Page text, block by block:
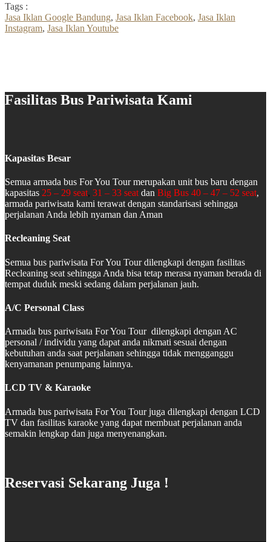
Tags :
Jasa Iklan Google Bandung, Jasa Iklan Facebook, Jasa Iklan
Instagram, Jasa Iklan Youtube
Fasilitas Bus Pariwisata Kami
Kapasitas Besar
Semua armada bus For You Tour merupakan unit bus baru dengan
kapasitas 25 – 29 seat, 31 – 33 seat dan Big Bus 40 – 47 – 52 seat,
armada pariwisata kami terawat dengan standarisasi sehingga
perjalanan Anda lebih nyaman dan Aman
Recleaning Seat
Semua bus pariwisata For You Tour dilengkapi dengan fasilitas
Recleaning seat sehingga Anda bisa tetap merasa nyaman berada di
tempat duduk meski sedang dalam perjalanan jauh.
A/C Personal Class
Armada bus pariwisata For You Tour dilengkapi dengan AC
personal / individu yang dapat anda nikmati sesuai dengan
kebutuhan anda saat perjalanan sehingga tidak mengganggu
kenyamanan penumpang lainnya.
LCD TV & Karaoke
Armada bus pariwisata For You Tour juga dilengkapi dengan LCD
TV dan fasilitas karaoke yang dapat membuat perjalanan anda
semakin lengkap dan juga menyenangkan.
Reservasi Sekarang Juga !